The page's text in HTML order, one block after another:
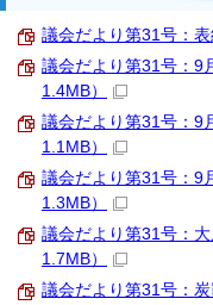
議会だより第31号：
議会だより第31号：9
1.4MB）
議会だより第31号：9
1.1MB）
議会だより第31号：9
1.3MB）
議会だより第31号：
1.7MB）
議会だより第31号：